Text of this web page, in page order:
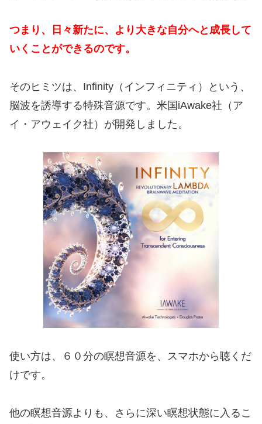
つまり、日々新たに、より大きな自分へと成長して
いくことができるのです。
そのヒミツは、Infinity（インフィニティ）という、
脳波を誘導する特殊音源です。米国iAwake社（ア
イ・アウェイク社）が開発しました。
使い方は、６０分の瞑想音源を、スマホから聴くだ
けです。
他の瞑想音源よりも、さらに深い瞑想状態に入るこ